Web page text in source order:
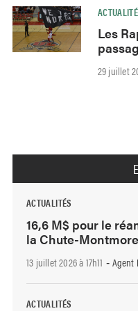
Les
29 juillet
ACTUALITÉS
16,6 M$ pour le
la Chute-
13 juillet 2026 à 17h11 - Agent
ACTUALITÉS